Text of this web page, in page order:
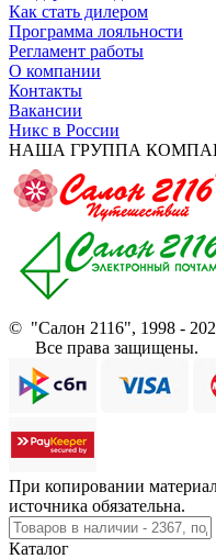
Как стать дилером
Программа лояльности
Регламент работы
О компании
Контакты
Вакансии
Никс в России
НАША ГРУППА
© "Салон 2116", 1998 -
Все права защищены.
При копировании
источника обязательна.
Каталог